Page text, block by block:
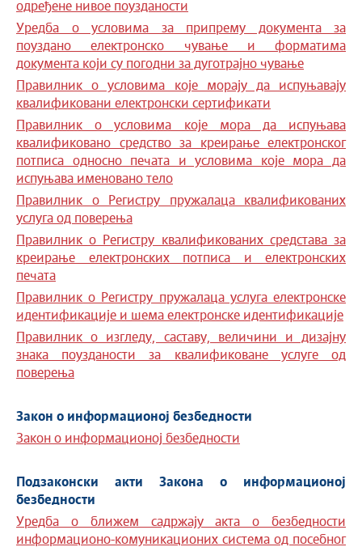
одређене нивое поузданости
Уредба о условима за припрему документа за
поуздано електронско чување и форматима
документа који су погодни за дуготрајно чување
Правилник о условима које морају да испуњавају
квалификовани електронски сертификати
Правилник о условима које мора да испуњава
квалификовано средство за креирање електронског
потписа односно печата и условима које мора да
испуњава именовано тело
Правилник о Регистру пружалаца квалификованих
услуга од поверења
Правилник о Регистру квалификованих средстава за
креирање електронских потписа и електронских
печата
Правилник о Регистру пружалаца услуга електронске
идентификације и шема електронске идентификације
Правилник о изгледу, саставу, величини и дизајну
знака поузданости за квалификоване услуге од
поверења
Закон о информационој безбедности
Закон о информационој безбедности
Подзаконски акти Закона о информационој
безбедности
Уредба о ближем садржају акта о безбедности
информационо-комуникационих система од посебног